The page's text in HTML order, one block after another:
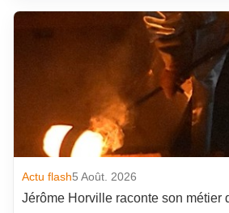
Actu flash5 Août. 2026
Jérôme Horville raconte son métier